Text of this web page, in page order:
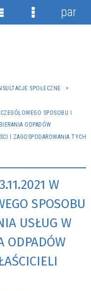
SPOŁECZNE
SPOSOBU I
ODPADÓW
I ZAGOSPODAROWANIA TYCH
W
SPOSOBU
USŁUG W
ODPADÓW
Menu
panel